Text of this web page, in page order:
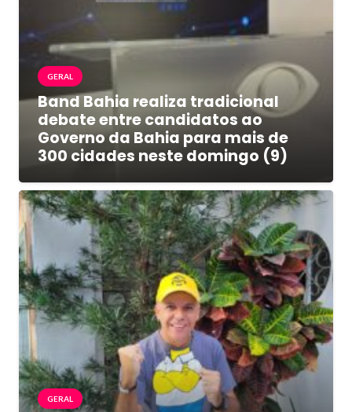
GERAL
Band Bahia realiza tradicional
debate entre candidatos ao
Governo da Bahia para mais de
300 cidades neste domingo (9)
GERAL